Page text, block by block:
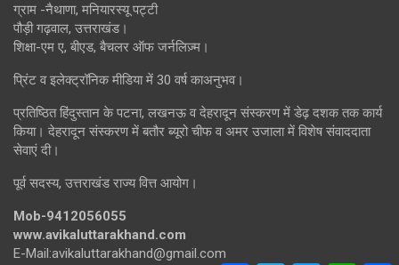
ग्राम -नैथाणा, मनियारस्यू पट्टी
पौड़ी गढ़वाल, उत्तराखंड।
शिक्षा-एम ए, बीएड, बैचलर ऑफ जर्नलिज़्म।
प्रिंट व इलेक्ट्रॉनिक मीडिया में 30 वर्ष काअनुभव।
प्रतिष्ठित हिंदुस्तान के पटना, लखनऊ व देहरादून संस्करण में डेढ़ दशक तक कार्य
किया। देहरादून संस्करण में बतौर ब्यूरो चीफ व अमर उजाला में विशेष संवाददाता
सेवाएं दी।
पूर्व सदस्य, उत्तराखंड राज्य वित्त आयोग।
Mob-9412056055
www.avikaluttarakhand.com
E-Mail:avikaluttarakhand@gmail.com